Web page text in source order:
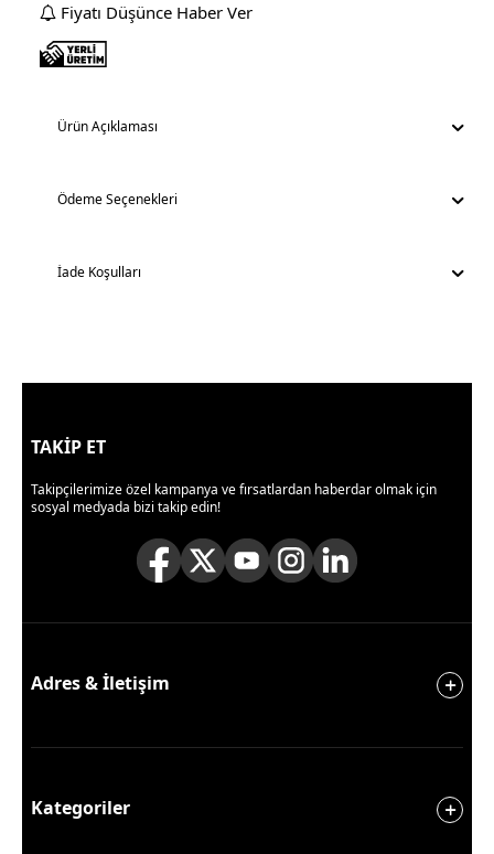
Fiyatı Düşünce Haber Ver
Ürün Açıklaması
Ödeme Seçenekleri
İade Koşulları
TAKİP ET
Takipçilerimize özel kampanya ve fırsatlardan haberdar olmak için
sosyal medyada bizi takip edin!
Adres & İletişim
Kategoriler